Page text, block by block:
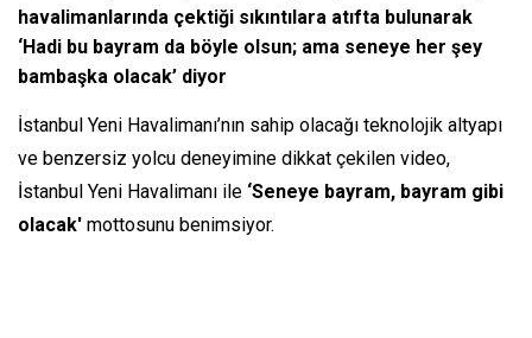
havalimanlarında çektiği sıkıntılara atıfta bulunarak
‘Hadi bu bayram da böyle olsun; ama seneye her şey
bambaşka olacak’ diyor
İstanbul Yeni Havalimanı’nın sahip olacağı teknolojik altyapı
ve benzersiz yolcu deneyimine dikkat çekilen video,
İstanbul Yeni Havalimanı ile ‘Seneye bayram, bayram gibi
olacak' mottosunu benimsiyor.